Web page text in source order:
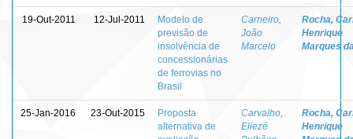
19-Out-2011 12-Jul-2011
Modelo de
previsão de
insolvência de
concessionárias
de ferrovias no
Brasil
Carneiro,
João
Marcelo
Rocha,
Henrique
Marques
25-Jan-2016 23-Out-2015
Proposta
alternativa de
Carvalho,
Eliezé
Rocha,
Henrique